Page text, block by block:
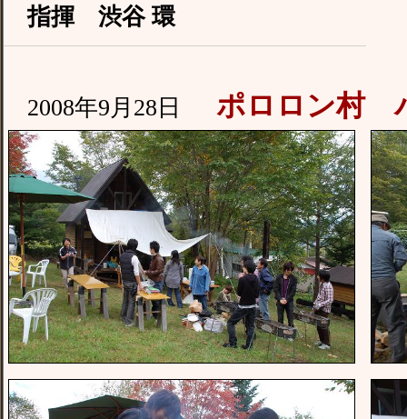
指揮 渋谷 環
2008年9月28日 ポロロン村